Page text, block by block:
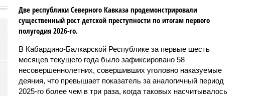
Две республики Северного Кавказа продемонстрировали
существенный рост детской преступности по итогам первого
полугодия 2026-го.
В Кабардино-Балкарской Республике за первые шесть
месяцев текущего года было зафиксировано 58
несовершеннолетних, совершивших уголовно наказуемые
деяния, что превышает показатель за аналогичный период
2025-го более чем в три раза, когда таковых насчитывалось